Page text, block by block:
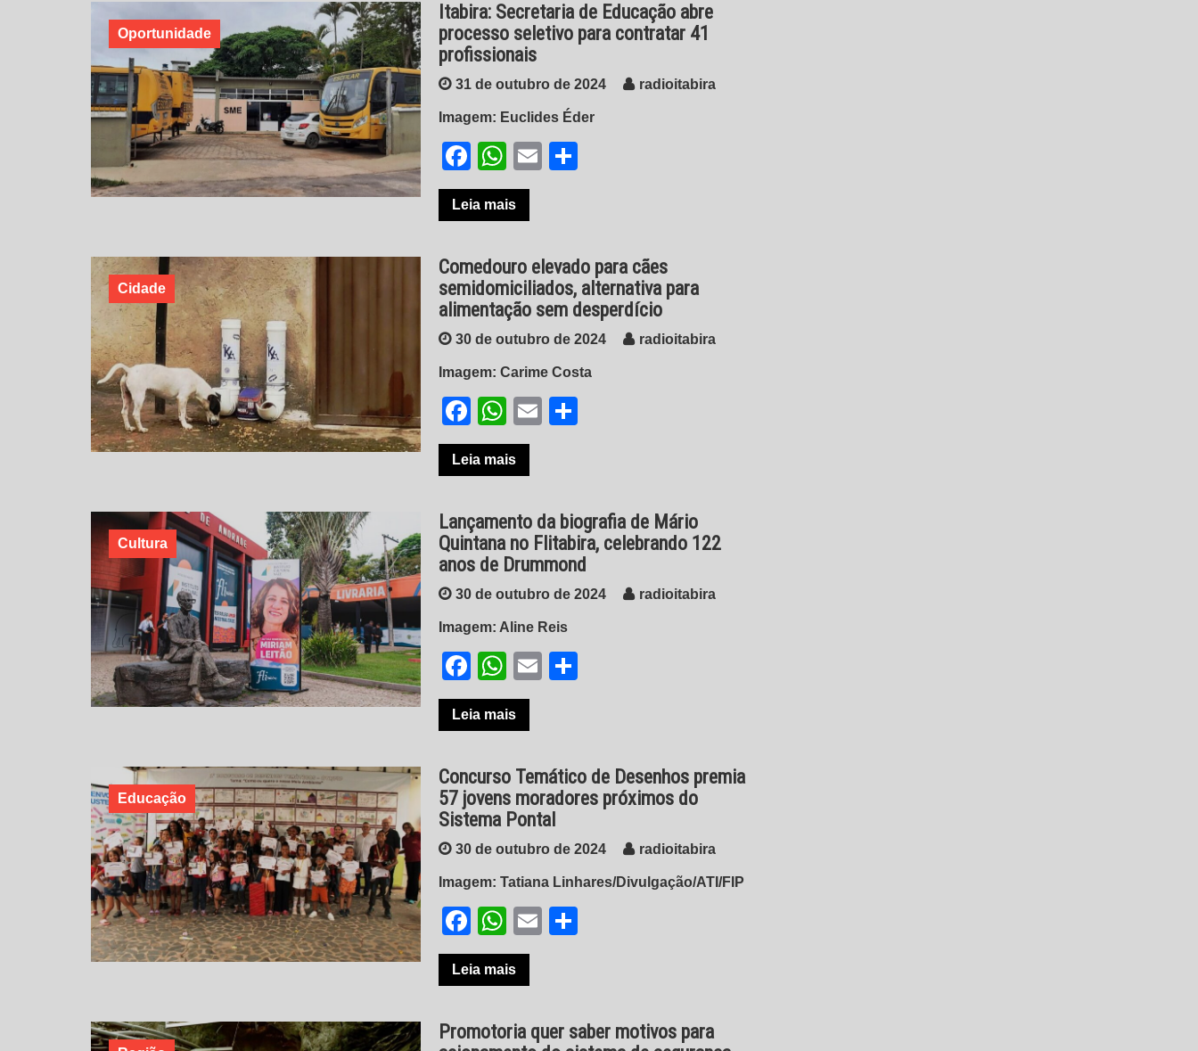
Oportunidade
Itabira: Secretaria de Educação abre
processo seletivo para contratar 41
profissionais
31 de outubro de 2024 radioitabira
Imagem: Euclides Éder
Facebook
WhatsApp
Email
Leia mais
Cidade
Comedouro elevado para cães
semidomiciliados, alternativa para
alimentação sem desperdício
30 de outubro de 2024 radioitabira
Imagem: Carime Costa
Facebook
WhatsApp
Email
Leia mais
Cultura
Lançamento da biografia de Mário
Quintana no Flitabira, celebrando 122
anos de Drummond
30 de outubro de 2024 radioitabira
Imagem: Aline Reis
Facebook
WhatsApp
Email
Leia mais
Educação
Concurso Temático de Desenhos premia
57 jovens moradores próximos do
Sistema Pontal
30 de outubro de 2024 radioitabira
Imagem: Tatiana Linhares/Divulgação/ATI/FIP
Facebook
WhatsApp
Email
Leia mais
Promotoria quer saber motivos para